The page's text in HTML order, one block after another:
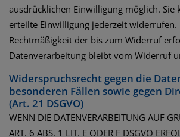
ausdrücklichen Einwilligung möglich. Sie
erteilte Einwilligung jederzeit widerrufen.
Rechtmäßigkeit der bis zum Widerruf
Datenverarbeitung bleibt vom Widerruf
Widerspruchsrecht gegen die
besonderen Fällen sowie gegen
(Art. 21 DSGVO)
WENN DIE DATENVERARBEITUNG AUF
ART. 6 ABS. 1 LIT. E ODER F DSGVO